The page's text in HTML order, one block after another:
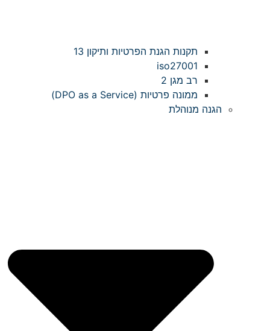
תקנות הגנת הפרטיות ותיקון 13
iso27001
רב מגן 2
ממונה פרטיות (DPO as a Service)
הגנה מנוהלת